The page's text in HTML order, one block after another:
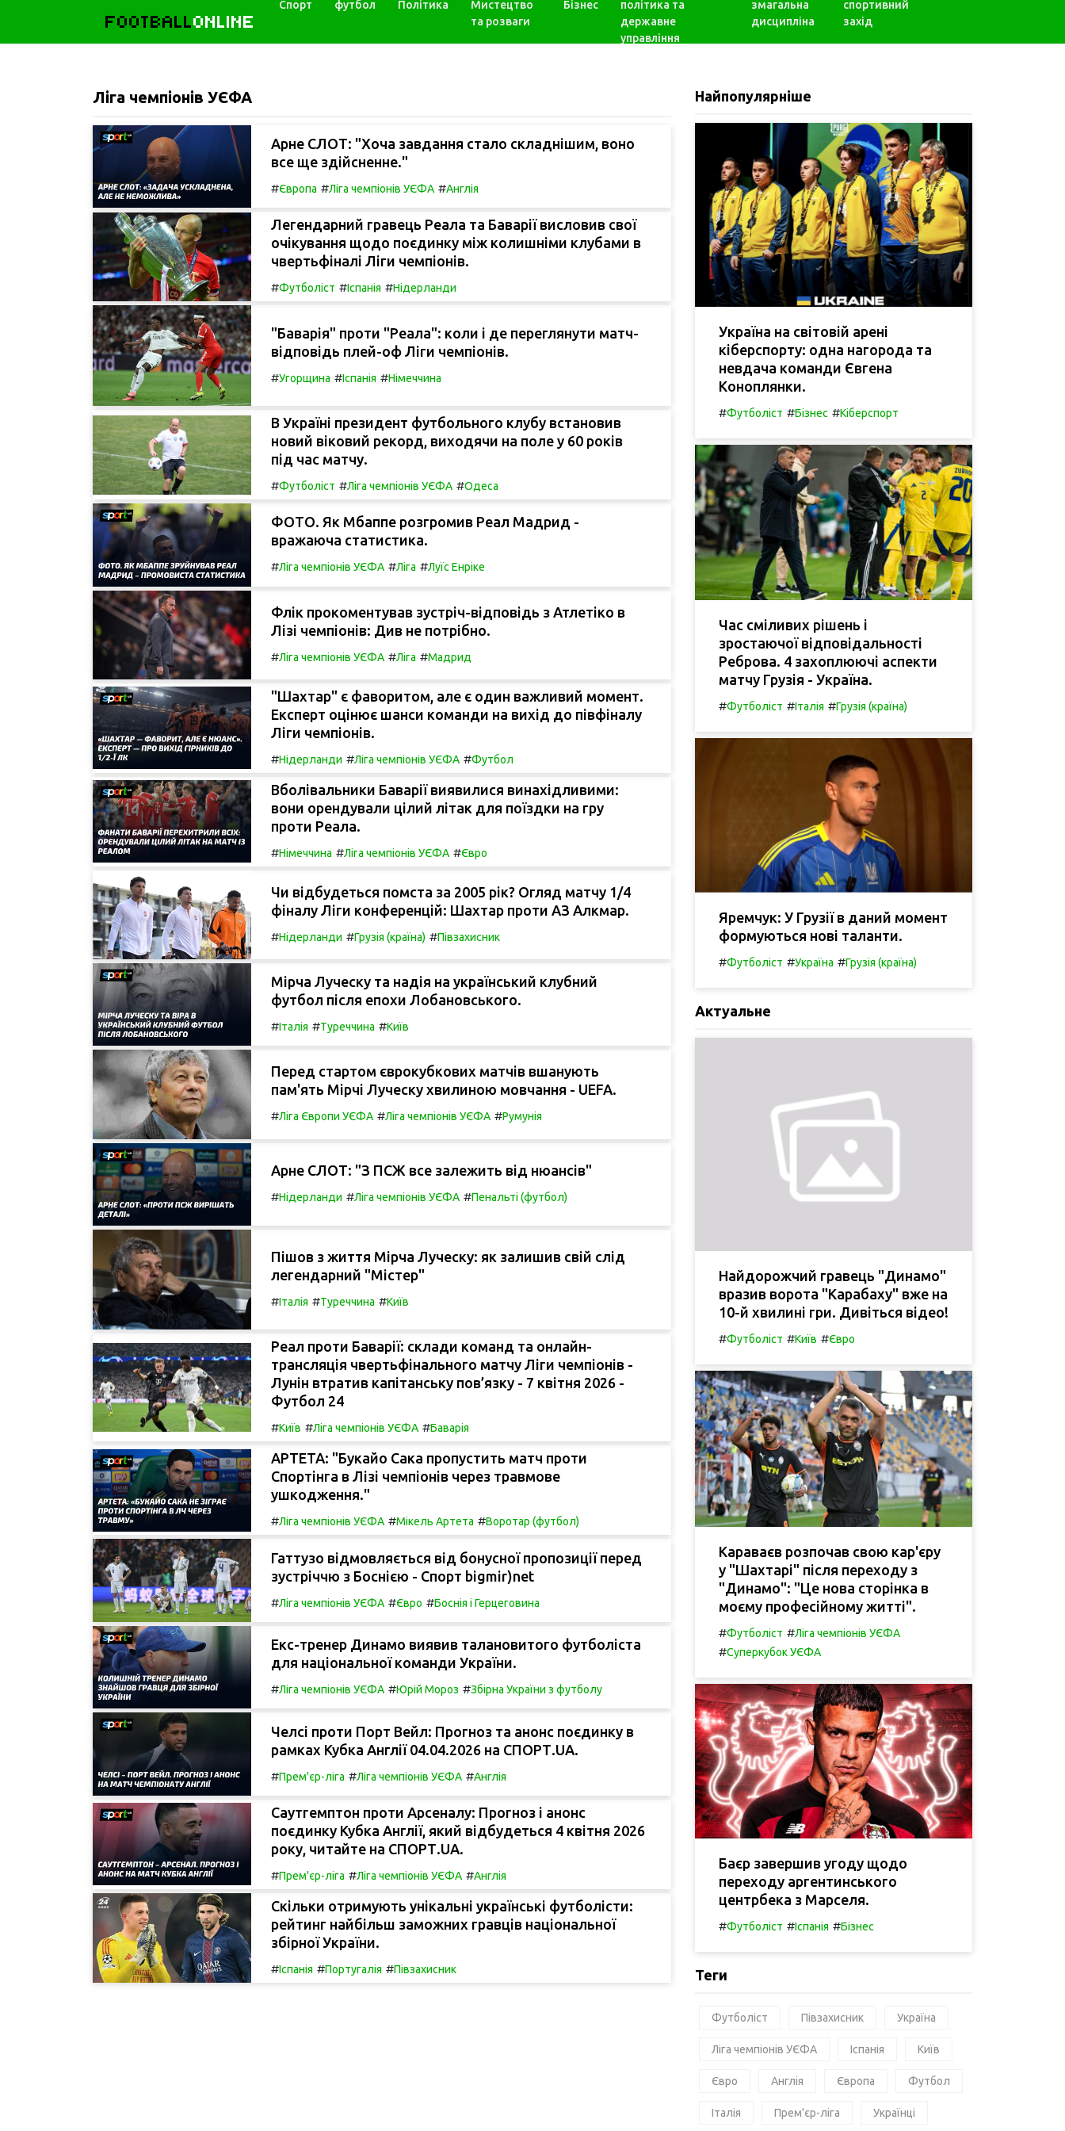
FOOTBALLONLINE
Спорт футбол Політика
Мистецтво
та розваги
Бізнес
політика та
державне
управління
змагальна
дисципліна
спортивний
захід
Ліга чемпіонів УЄФА
Арне СЛОТ: "Хоча завдання стало складнішим, воно
все ще здійсненне."
#Європа #Ліга чемпіонів УЄФА #Англія
Легендарний гравець Реала та Баварії висловив свої
очікування щодо поєдинку між колишніми клубами в
чвертьфіналі Ліги чемпіонів.
#Футболіст #Іспанія #Нідерланди
"Баварія" проти "Реала": коли і де переглянути матч-
відповідь плей-оф Ліги чемпіонів.
#Угорщина #Іспанія #Німеччина
В Україні президент футбольного клубу встановив
новий віковий рекорд, виходячи на поле у 60 років
під час матчу.
#Футболіст #Ліга чемпіонів УЄФА #Одеса
ФОТО. Як Мбаппе розгромив Реал Мадрид -
вражаюча статистика.
#Ліга чемпіонів УЄФА #Ліга #Луїс Енріке
Флік прокоментував зустріч-відповідь з Атлетіко в
Лізі чемпіонів: Див не потрібно.
#Ліга чемпіонів УЄФА #Ліга #Мадрид
"Шахтар" є фаворитом, але є один важливий момент.
Експерт оцінює шанси команди на вихід до півфіналу
Ліги чемпіонів.
#Нідерланди #Ліга чемпіонів УЄФА #Футбол
Вболівальники Баварії виявилися винахідливими:
вони орендували цілий літак для поїздки на гру
проти Реала.
#Німеччина #Ліга чемпіонів УЄФА #Євро
Чи відбудеться помста за 2005 рік? Огляд матчу 1/4
фіналу Ліги конференцій: Шахтар проти АЗ Алкмар.
#Нідерланди #Грузія (країна) #Півзахисник
Мірча Луческу та надія на український клубний
футбол після епохи Лобановського.
#Італія #Туреччина #Київ
Перед стартом єврокубкових матчів вшанують
пам'ять Мірчі Луческу хвилиною мовчання - UEFA.
#Ліга Європи УЄФА #Ліга чемпіонів УЄФА #Румунія
Арне СЛОТ: "З ПСЖ все залежить від нюансів"
#Нідерланди #Ліга чемпіонів УЄФА #Пенальті (футбол)
Пішов з життя Мірча Луческу: як залишив свій слід
легендарний "Містер"
#Італія #Туреччина #Київ
Реал проти Баварії: склади команд та онлайн-
трансляція чвертьфінального матчу Ліги чемпіонів -
Лунін втратив капітанську пов’язку - 7 квітня 2026 -
Футбол 24
#Київ #Ліга чемпіонів УЄФА #Баварія
АРТЕТА: "Букайо Сака пропустить матч проти
Спортінга в Лізі чемпіонів через травмове
ушкодження."
#Ліга чемпіонів УЄФА #Мікель Артета #Воротар (футбол)
Гаттузо відмовляється від бонусної пропозиції перед
зустріччю з Боснією - Спорт bigmir)net
#Ліга чемпіонів УЄФА #Євро #Боснія і Герцеговина
Екс-тренер Динамо виявив талановитого футболіста
для національної команди України.
#Ліга чемпіонів УЄФА #Юрій Мороз #Збірна України з футболу
Челсі проти Порт Вейл: Прогноз та анонс поєдинку в
рамках Кубка Англії 04.04.2026 на СПОРТ.UA.
#Прем'єр-ліга #Ліга чемпіонів УЄФА #Англія
Саутгемптон проти Арсеналу: Прогноз і анонс
поєдинку Кубка Англії, який відбудеться 4 квітня 2026
року, читайте на СПОРТ.UA.
#Прем'єр-ліга #Ліга чемпіонів УЄФА #Англія
Скільки отримують унікальні українські футболісти:
рейтинг найбільш заможних гравців національної
збірної України.
#Іспанія #Португалія #Півзахисник
Найпопулярніше
Україна на світовій арені
кіберспорту: одна нагорода та
невдача команди Євгена
Коноплянки.
#Футболіст #Бізнес #Кіберспорт
Час сміливих рішень і
зростаючої відповідальності
Реброва. 4 захоплюючі аспекти
матчу Грузія - Україна.
#Футболіст #Італія #Грузія (країна)
Яремчук: У Грузії в даний момент
формуються нові таланти.
#Футболіст #Україна #Грузія (країна)
Актуальне
Найдорожчий гравець "Динамо"
вразив ворота "Карабаху" вже на
10-й хвилині гри. Дивіться відео!
#Футболіст #Київ #Євро
Караваєв розпочав свою кар'єру
у "Шахтарі" після переходу з
"Динамо": "Це нова сторінка в
моєму професійному житті".
#Футболіст #Ліга чемпіонів УЄФА
#Суперкубок УЄФА
Баєр завершив угоду щодо
переходу аргентинського
центрбека з Марселя.
#Футболіст #Іспанія #Бізнес
Теги
Футболіст Півзахисник Україна
Ліга чемпіонів УЄФА Іспанія Київ
Євро Англія Європа Футбол
Італія Прем'єр-ліга Українці